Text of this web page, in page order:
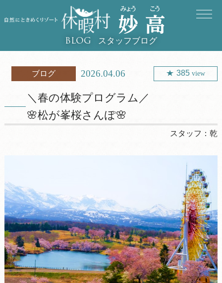
BLOG スタッフブログ
ブログ 2026.04.06 385 view
＼春の体験プログラム／
🌸松が峯桜さんぽ🌸
スタッフ：乾